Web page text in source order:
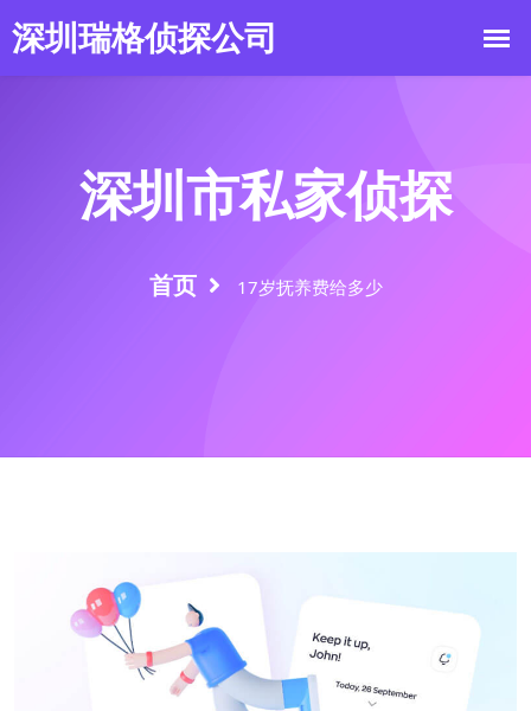
深圳市私家侦探
首页 17岁抚养费给多少